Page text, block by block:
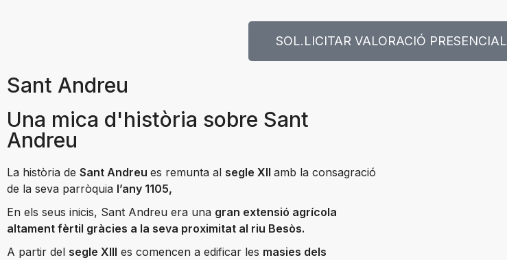
SOL.LICITAR VALORACIÓ PRESENCIAL
Sant Andreu
Una mica d'història sobre Sant
Andreu
La història de Sant Andreu es remunta al segle XII amb la consagració
de la seva parròquia l’any 1105,
En els seus inicis, Sant Andreu era una gran extensió agrícola
altament fèrtil gràcies a la seva proximitat al riu Besòs.
A partir del segle XIII es comencen a edificar les masies dels